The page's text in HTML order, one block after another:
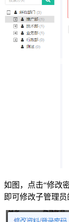
如图，点击“修改
即可修改子管理员